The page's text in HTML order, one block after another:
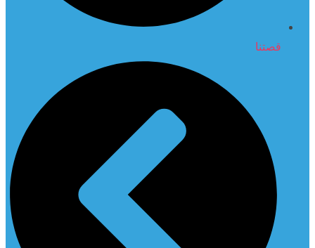
قصتنا